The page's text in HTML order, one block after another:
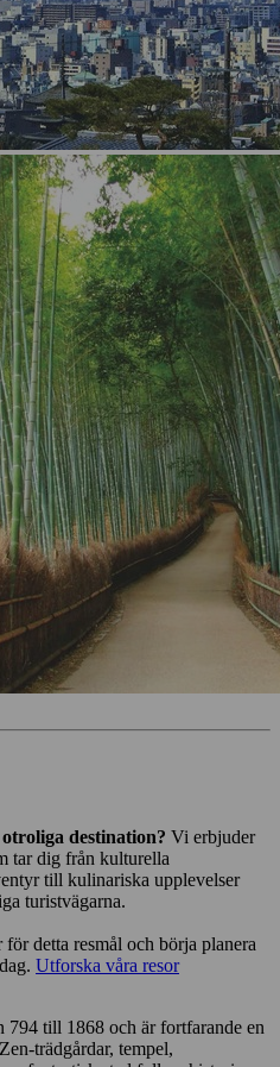
destination? Vi erbjuder
tar dig från kulturella
till kulinariska upplevelser
turistvägarna.
detta resmål och börja planera
Utforska våra resor
794 till 1868 och är fortfarande en
trädgårdar, tempel,